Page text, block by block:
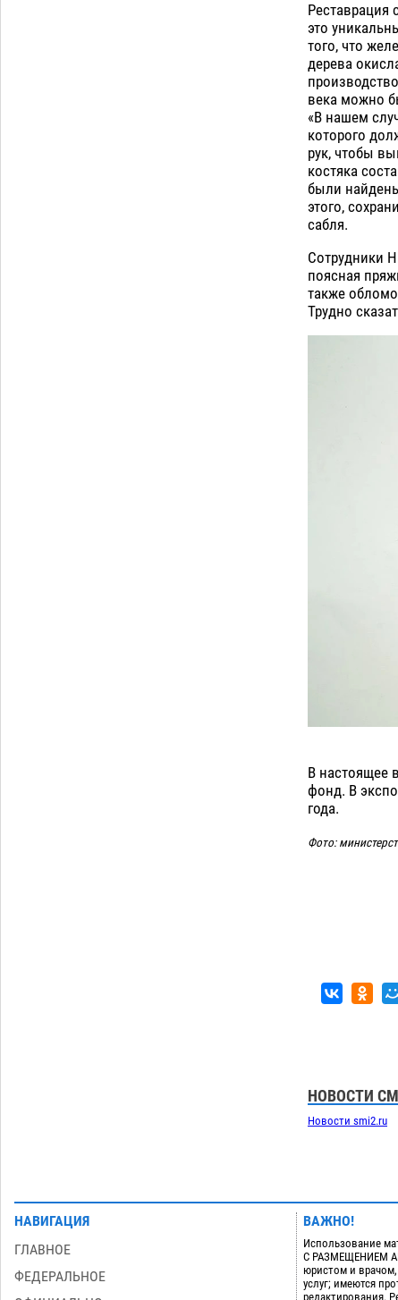
Реставрация
это
того, что
дерева
века можно
«В нашем
которого
рук, чтобы
костяка
были
этого,
сабля.
Сотрудники
поясная
также
Трудно
В настоящее
фонд. В
года.
Фото:
НОВОСТИ
Новости smi2.ru
НАВИГАЦИЯ
ГЛАВНОЕ
ФЕДЕРАЛЬНОЕ
ВАЖНО!
Использование
С РАЗМЕЩЕНИЕМ
юристом и
услуг; имеются
редактирования.